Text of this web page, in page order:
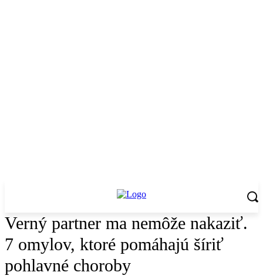
Verný partner ma nemôže nakaziť.
7 omylov, ktoré pomáhajú šíriť
pohlavné choroby